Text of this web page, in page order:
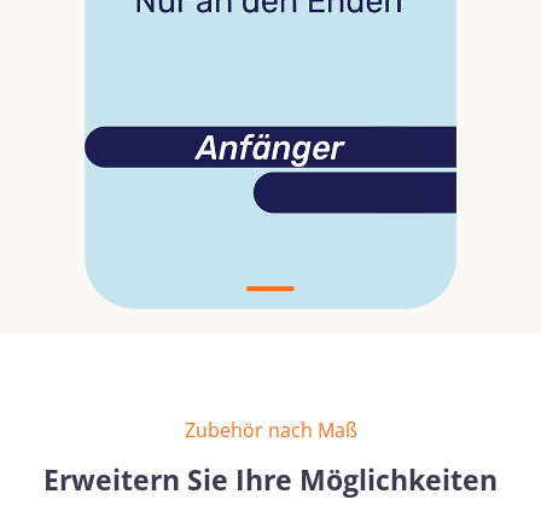
Zubehör nach Maß
Erweitern Sie Ihre Möglichkeiten